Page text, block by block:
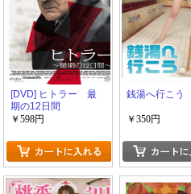
[DVD] ヒトラー 最
期の12日間
￥598円
銭湯へ行こう
￥350円